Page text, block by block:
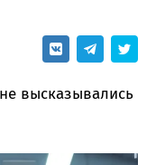
высказывались